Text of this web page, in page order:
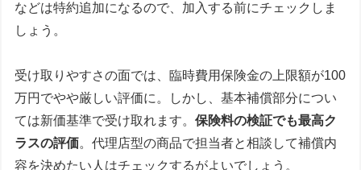
などは特約追加になるので、加入する前にチェックしま
しょう。
受け取りやすさの面では、臨時費用保険金の上限額が100
万円でやや厳しい評価に。しかし、基本補償部分につい
ては新価基準で受け取れます。保険料の検証でも最高ク
ラスの評価。代理店型の商品で担当者と相談して補償内
容を決めたい人はチェックするがよいでしょう。